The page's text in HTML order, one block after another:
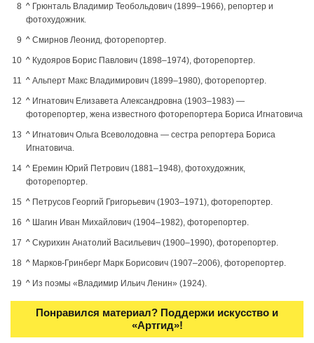
^ Грюнталь Владимир Теобольдович (1899–1966), репортер и
фотохудожник.
^ Смирнов Леонид, фоторепортер.
^ Кудояров Борис Павлович (1898–1974), фоторепортер.
^ Альперт Макс Владимирович (1899–1980), фоторепортер.
^ Игнатович Елизавета Александровна (1903–1983) —
фоторепортер, жена известного фоторепортера Бориса Игнатовича
^ Игнатович Ольга Всеволодовна — сестра репортера Бориса
Игнатовича.
^ Еремин Юрий Петрович (1881–1948), фотохудожник,
фоторепортер.
^ Петрусов Георгий Григорьевич (1903–1971), фоторепортер.
^ Шагин Иван Михайлович (1904–1982), фоторепортер.
^ Скурихин Анатолий Васильевич (1900–1990), фоторепортер.
^ Марков-Гринберг Марк Борисович (1907–2006), фоторепортер.
^ Из поэмы «Владимир Ильич Ленин» (1924).
Понравился материал? Поддержи искусство и
«Артгид»!